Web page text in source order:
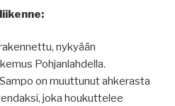
nykyään
Pohjanlahdella.
on muuttunut ahkerasta
joka houkuttelee